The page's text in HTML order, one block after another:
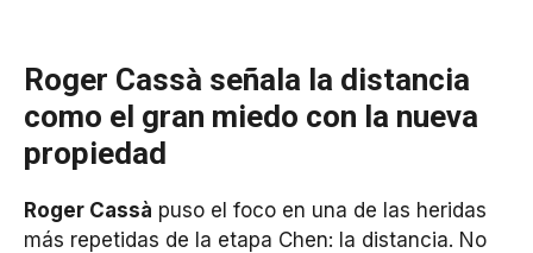
Roger Cassà señala la distancia
como el gran miedo con la nueva
propiedad
Roger Cassà puso el foco en una de las heridas
más repetidas de la etapa Chen: la distancia. No